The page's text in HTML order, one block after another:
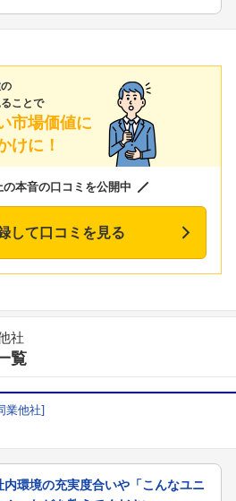
ことで
市場価値に
けに！
本音の口コミを公開中
して口コミを見る
社
覧
業他社]
環境の充実度合いや「こんなユニ